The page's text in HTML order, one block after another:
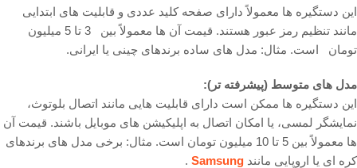
این دستگیره ها معمولاً دارای صفحه کلید عددی و قابلیت های ابتدایی
مانند تنظیم رمز عبور هستند. قیمت آن ها معمولاً بین 3 تا 5 میلیون
تومان است. مثال: مدل های ساده برندهای چینی یا ایرانی.
مدل های متوسط (پیشرفته تر):
این دستگیره ها ممکن است دارای قابلیت هایی مانند اتصال بلوتوث،
نمایشگر لمسی، یا امکان اتصال به اپلیکیشن های موبایل باشند. قیمت آن
ها معمولاً بین 5 تا 10 میلیون تومان است. مثال: برخی مدل های برندهای
کره ای یا اروپایی مانند Samsung
.